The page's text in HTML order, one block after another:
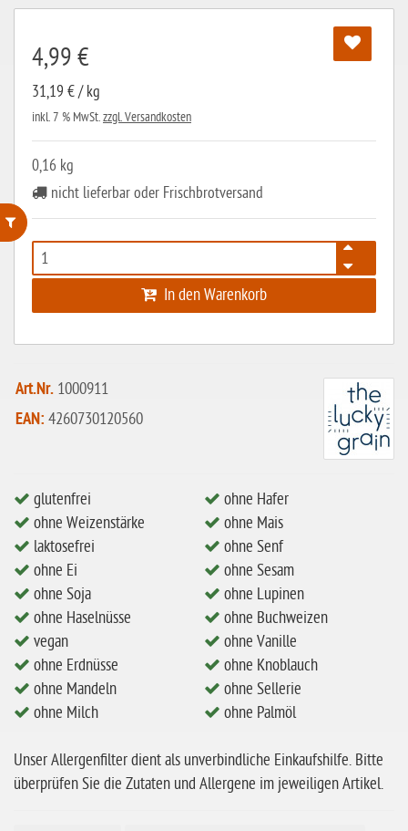
ohne Weizenstärke
ohne Soja
ohne Haselnüsse
vegan
ohne Erdnüsse
eiweißarm / PKU
ohne Mandeln
ohne Milch
ohne Hafer
ohne Zuckerzusatz
ohne Reis
ohne Mais
ohne Senf
4,99 €
31,19 € / kg
inkl. 7 % MwSt.zzgl. Versandkosten
0,16 kg
nicht lieferbar oder Frischbrotversand
In den Warenkorb
Art.Nr. 1000911
EAN: 4260730120560
glutenfrei
ohne Weizenstärke
laktosefrei
ohne Ei
ohne Soja
ohne Haselnüsse
vegan
ohne Erdnüsse
ohne Mandeln
ohne Milch
ohne Hafer
ohne Mais
ohne Senf
ohne Sesam
ohne Lupinen
ohne Buchweizen
ohne Vanille
ohne Knoblauch
ohne Sellerie
ohne Palmöl
Unser Allergenfilter dient als unverbindliche Einkaufshilfe. Bitte
überprüfen Sie die Zutaten und Allergene im jeweiligen Artikel.